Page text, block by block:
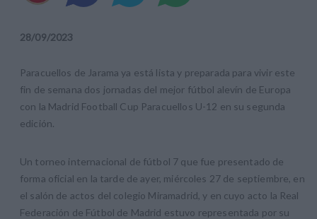
28/09/2023
Paracuellos de Jarama ya está lista y preparada para vivir este
fin de semana dos jornadas del mejor fútbol alevín de Europa
con la Madrid Football Cup Paracuellos U-12 en su segunda
edición.
Un torneo internacional de fútbol 7 que fue presentado de
forma oficial en la tarde de ayer, miércoles 27 de septiembre, en
el salón de actos del colegio Miramadrid, y en cuyo acto la Real
Federación de Fútbol de Madrid estuvo representada por su